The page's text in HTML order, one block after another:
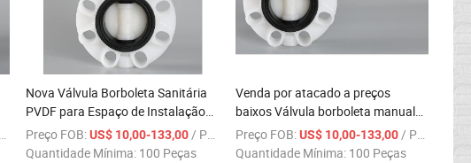
Nova Válvula Borboleta Sanitária
PVDF para Espaço de Instalação
Pequeno em Atacado para Villa de
Alto Padrão
Preço FOB:US$ 10,00-133,00/ Peça
Quantidade Mínima: 100 Peças
Venda por atacado a preços
baixos Válvula borboleta manual
de PVDF de tamanho compacto,
isolante e retardante de chama
Preço FOB:US$ 10,00-133,00/ Peça
Quantidade Mínima: 100 Peças